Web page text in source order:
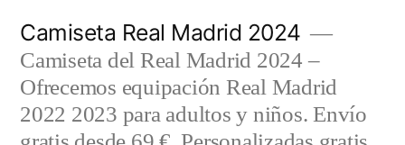
contenido
Camiseta Real Madrid 2024
Camiseta del Real Madrid 2024 –
Ofrecemos equipación Real Madrid
2022 2023 para adultos y niños. Envío